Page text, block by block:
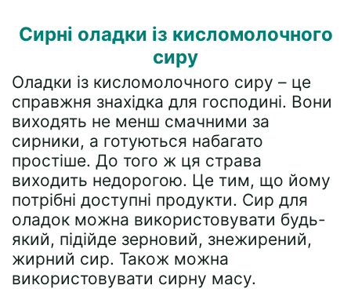
Сирні оладки із кисломолочного
сиру
Оладки із кисломолочного сиру – це
справжня знахідка для господині. Вони
виходять не менш смачними за
сирники, а готуються набагато
простіше. До того ж ця страва
виходить недорогою. Це тим, що йому
потрібні доступні продукти. Сир для
оладок можна використовувати будь-
який, підійде зерновий, знежирений,
жирний сир. Також можна
використовувати сирну масу.